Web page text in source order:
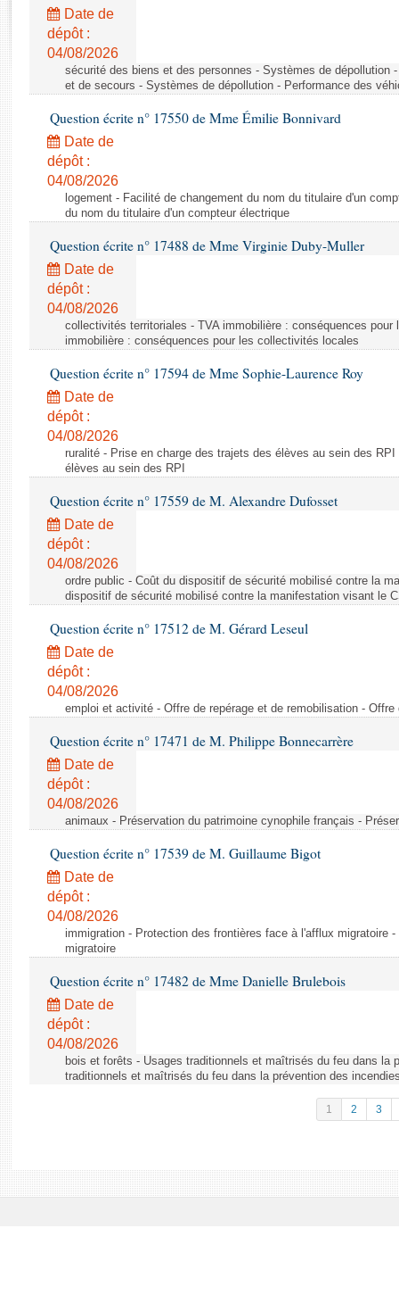
Rapports législatifs
Rapports sur l'application des lois
Baromètre de l’application des lois
Dossiers législatifs
Budget et sécurité sociale
Questions écrites et orales
Comptes rendus des débats
Date de
dépôt :
04/08/2026
sécurité des biens et des personnes - Systèmes de dépollution
et de secours - Systèmes de dépollution - Performance des
Question écrite n° 17550 de Mme Émilie Bonnivard
Date de
dépôt :
04/08/2026
logement - Facilité de changement du nom du titulaire d'un
du nom du titulaire d'un compteur électrique
Question écrite n° 17488 de Mme Virginie Duby-Muller
Date de
dépôt :
04/08/2026
collectivités territoriales - TVA immobilière : conséquences
immobilière : conséquences pour les collectivités locales
Question écrite n° 17594 de Mme Sophie-Laurence Roy
Date de
dépôt :
04/08/2026
ruralité - Prise en charge des trajets des élèves au sein des
élèves au sein des RPI
Question écrite n° 17559 de M. Alexandre Dufosset
Date de
dépôt :
04/08/2026
ordre public - Coût du dispositif de sécurité mobilisé contre la
dispositif de sécurité mobilisé contre la manifestation visant le
Question écrite n° 17512 de M. Gérard Leseul
Date de
dépôt :
04/08/2026
emploi et activité - Offre de repérage et de remobilisation -
Question écrite n° 17471 de M. Philippe Bonnecarrère
Date de
dépôt :
04/08/2026
animaux - Préservation du patrimoine cynophile français -
Question écrite n° 17539 de M. Guillaume Bigot
Date de
dépôt :
04/08/2026
immigration - Protection des frontières face à l'afflux migratoire
migratoire
Question écrite n° 17482 de Mme Danielle Brulebois
Date de
dépôt :
04/08/2026
bois et forêts - Usages traditionnels et maîtrisés du feu dans la
traditionnels et maîtrisés du feu dans la prévention des
1 2 3